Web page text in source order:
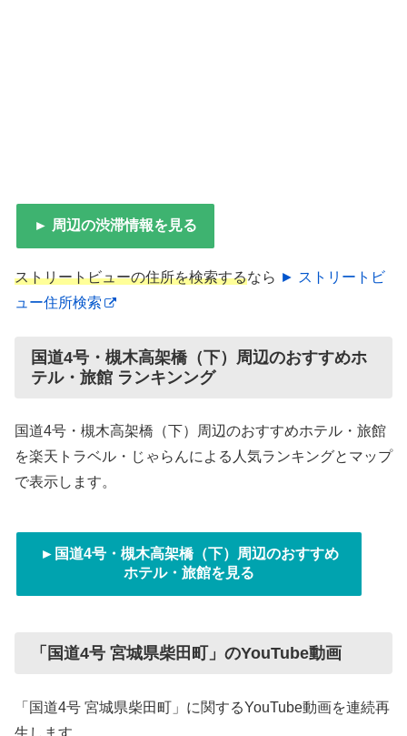
► 周辺の渋滞情報を見る
ストリートビューの住所を検索するなら ► ストリートビ
ュー住所検索
国道4号・槻木高架橋（下）周辺のおすすめホ
テル・旅館 ランキンング
国道4号・槻木高架橋（下）周辺のおすすめホテル・旅館
を楽天トラベル・じゃらんによる人気ランキングとマップ
で表示します。
►国道4号・槻木高架橋（下）周辺のおすすめ
ホテル・旅館を見る
「国道4号 宮城県柴田町」のYouTube動画
「国道4号 宮城県柴田町」に関するYouTube動画を連続再
生します。